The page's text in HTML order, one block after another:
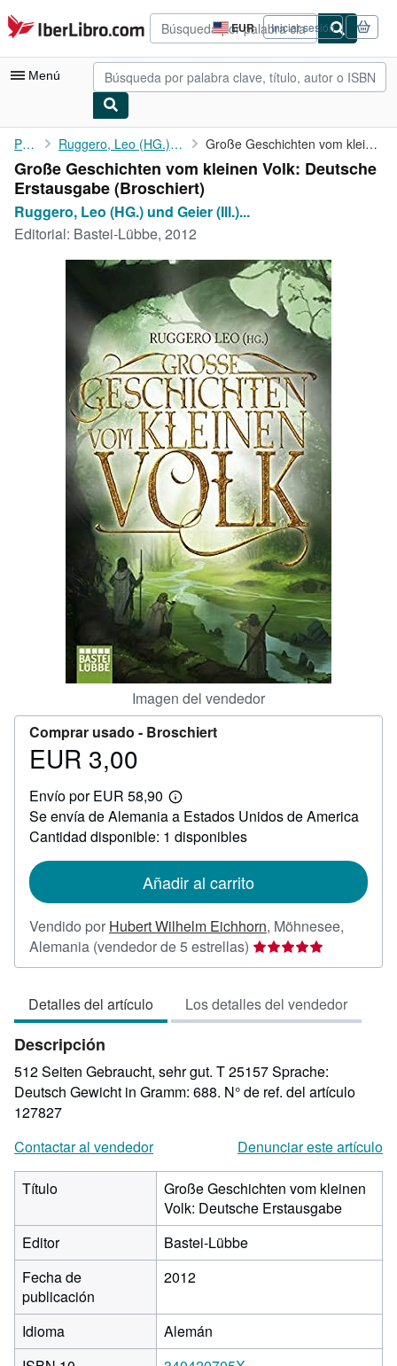
Pasar al contenido principal
IberLibro.com EUR
Preferencias
de
compra
del
Iniciar sesión
Menú
Mi cuenta
Consultar mis pedidos
Búsqueda avanzada
Colecciones
Libros antiguos
Comenzar a vender
CERRAR
Portada Ruggero, Leo (HG.) und Geier (Ill.) Jürgen: Große Geschichten vom kleinen Volk: Deutsche Erstausgabe
Große Geschichten vom kleinen Volk: Deutsche
Erstausgabe (Broschiert)
Ruggero, Leo (HG.) und Geier (Ill.)...
Editorial: Bastei-Lübbe, 2012
Imagen del vendedor
Comprar usado - Broschiert
Precio
3,00
EUR 3,00
Envío por EUR 58,90
Más
información
sobre
las
envío
Se envía de Alemania a Estados Unidos de America
Cantidad disponible: 1 disponibles
Añadir al carrito
Vendido por Hubert Wilhelm Eichhorn, Möhnesee,
Alemania (vendedor de 5 estrellas) Calificación
del
5
de
estrellas
Detalles del artículo Los detalles del vendedor
Descripción
512 Seiten Gebraucht, sehr gut. T 25157 Sprache:
Deutsch Gewicht in Gramm: 688. N° de ref. del artículo
127827
Contactar al vendedor
Denunciar este artículo
Título
Große Geschichten vom kleinen
Volk: Deutsche Erstausgabe
Editor
Bastei-Lübbe
Fecha de
publicación
2012
Idioma
Alemán